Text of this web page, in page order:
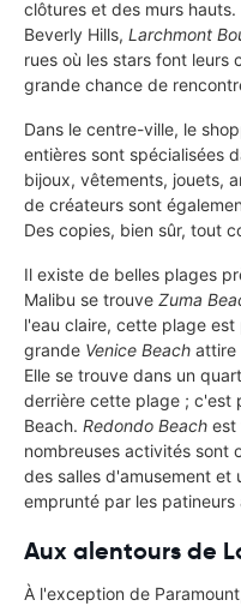
clôtures et des murs
Beverly Hills, Larchmont
rues où les stars font leurs
grande chance de
Dans le centre-ville, le
entières sont spécialisées
bijoux, vêtements, jouets,
de créateurs sont
Des copies, bien sûr, tout
Il existe de belles plages
Malibu se trouve Zuma
l'eau claire, cette plage
grande Venice Beach attire
Elle se trouve dans un
derrière cette plage ; c'est
Beach. Redondo Beach est
nombreuses activités sont
des salles d'amusement et
emprunté par les
Aux alentours de
À l'exception de